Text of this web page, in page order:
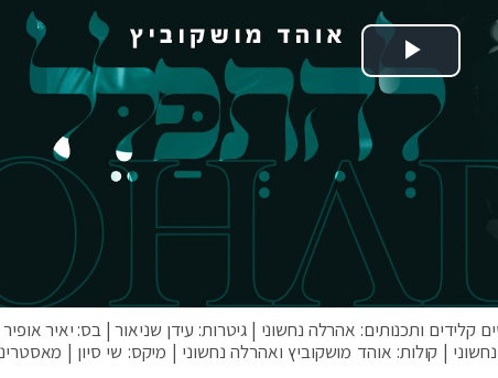
Play Video
קלידים ותכנותים: אהרלה נחשוני | גיטרות: עידן שניאור | בס: יאיר
| קולות: אוהד מושקוביץ ואהרלה נחשוני | מיקס: שי סיון |